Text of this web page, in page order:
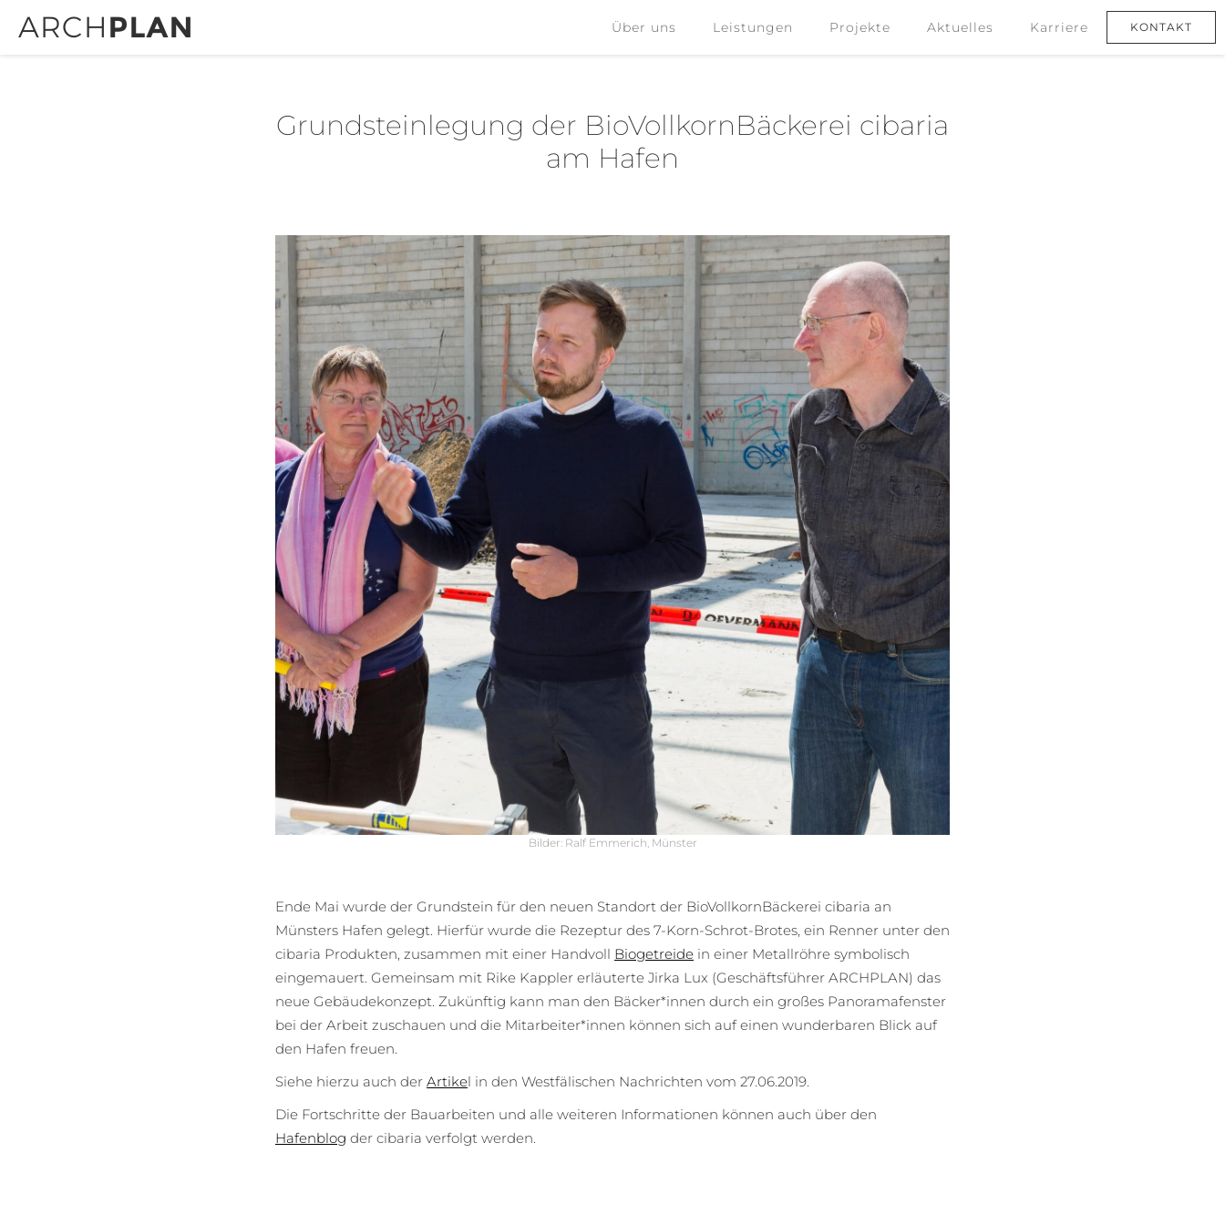
Über uns Leistungen Projekte Aktuelles Karriere KONTAKT
Über uns Leistungen Projekte Aktuelles Karriere
Grundsteinlegung der BioVollkornBäckerei cibaria
am Hafen
Bilder: Ralf Emmerich, Münster
Ende Mai wurde der Grundstein für den neuen Standort der BioVollkornBäckerei cibaria an
Münsters Hafen gelegt. Hierfür wurde die Rezeptur des 7-Korn-Schrot-Brotes, ein Renner unter den
cibaria Produkten, zusammen mit einer Handvoll Biogetreide in einer Metallröhre symbolisch
eingemauert. Gemeinsam mit Rike Kappler erläuterte Jirka Lux (Geschäftsführer ARCHPLAN) das
neue Gebäudekonzept. Zukünftig kann man den Bäcker*innen durch ein großes Panoramafenster
bei der Arbeit zuschauen und die Mitarbeiter*innen können sich auf einen wunderbaren Blick auf
den Hafen freuen.
Siehe hierzu auch der Artikel in den Westfälischen Nachrichten vom 27.06.2019.
Die Fortschritte der Bauarbeiten und alle weiteren Informationen können auch über den
Hafenblog der cibaria verfolgt werden.